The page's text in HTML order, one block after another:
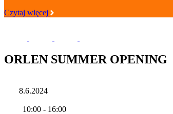
Czytaj więcej
ORLEN SUMMER OPENING
8.6.2024
10:00 - 16:00